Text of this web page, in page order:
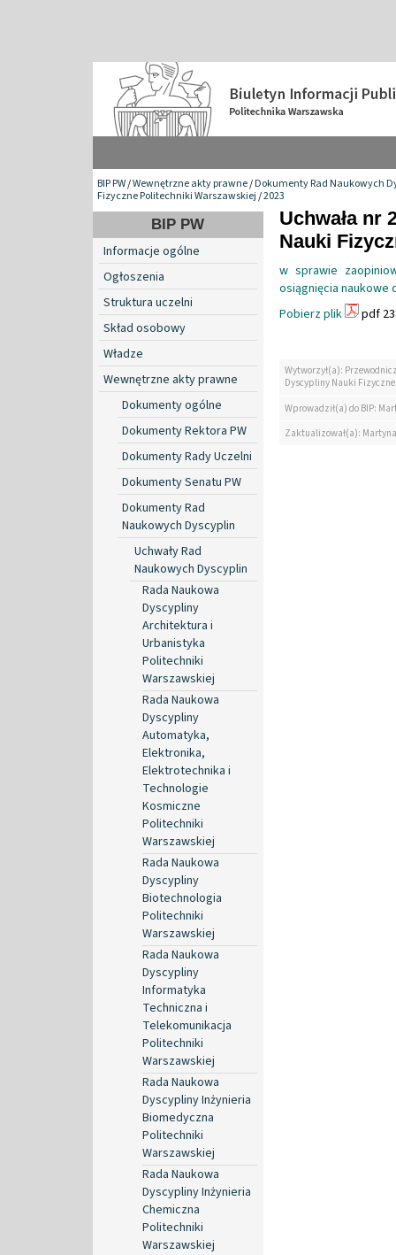
BIP PW/Wewnętrzne akty prawne/Dokumenty Rad Naukowych
Fizyczne Politechniki Warszawskiej/2023
BIP PW
Informacje ogólne
Ogłoszenia
Struktura uczelni
Skład osobowy
Władze
Wewnętrzne akty prawne
Dokumenty ogólne
Dokumenty Rektora PW
Dokumenty Rady Uczelni
Dokumenty Senatu PW
Dokumenty Rad
Naukowych Dyscyplin
Uchwały Rad
Naukowych Dyscyplin
Rada Naukowa
Dyscypliny
Architektura i
Urbanistyka
Politechniki
Warszawskiej
Rada Naukowa
Dyscypliny
Automatyka,
Elektronika,
Elektrotechnika i
Technologie
Kosmiczne
Politechniki
Warszawskiej
Rada Naukowa
Dyscypliny
Biotechnologia
Politechniki
Warszawskiej
Rada Naukowa
Dyscypliny
Informatyka
Techniczna i
Telekomunikacja
Politechniki
Warszawskiej
Rada Naukowa
Dyscypliny Inżynieria
Biomedyczna
Politechniki
Warszawskiej
Rada Naukowa
Dyscypliny Inżynieria
Chemiczna
Politechniki
Warszawskiej
Uchwała nr
Nauki
w sprawie
osiągnięcia naukowe
Pobierz plik
pdf
Wytworzył(a):
Dyscypliny Nauki Fizyczne
Wprowadził(a) do BIP:
Zaktualizował(a):